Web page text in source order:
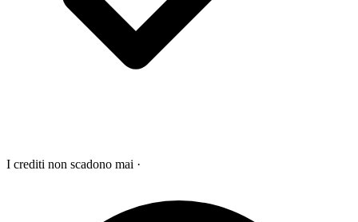
I crediti non scadono mai ·